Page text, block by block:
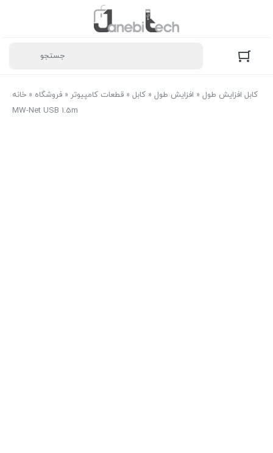
خانه » فروشگاه » قطعات کامپیوتر » کابل » افزایش طول » کابل افزایش طول
MW-Net USB 1.5m